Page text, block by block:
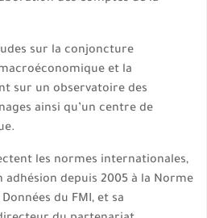
sur la conjoncture
et la
sur un observatoire des
ainsi qu’un centre de
les normes internationales,
depuis 2005 à la Norme
du FMI, et sa